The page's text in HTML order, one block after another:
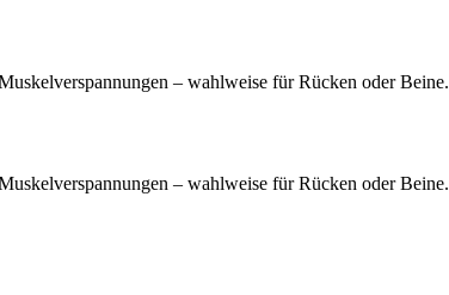
– wahlweise für Rücken oder Beine.
– wahlweise für Rücken oder Beine.